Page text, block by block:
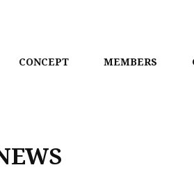
CONCEPT MEMBERS